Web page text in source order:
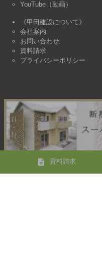
YouTube（動画）
《甲田建設について》
会社案内
お問い合わせ
資料請求
プライバシーポリシー
資料請求